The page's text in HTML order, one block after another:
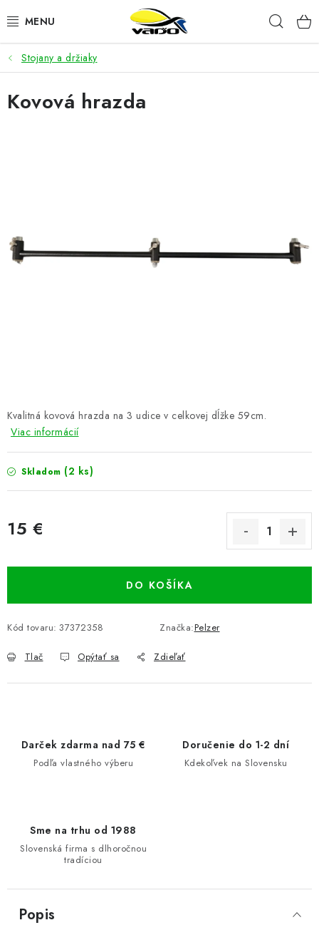
na
ŽIVÁ NÁSTRAHA
BIŽUTÉRIA
PLAVÁKY
NAVIJAKY
PRÚTY
Navštívte našu predajňu vo Dvoroch nad Žitavou »
Stojany a držiaky
Kvalitná kovová hrazda na 3 udice v celkovej dĺžke 59cm.
Viac informácií
Skladom (2 ks)
15 €
DO KOŠÍKA
Kód tovaru: 37372358 Značka:Pelzer
Tlač Opýtať sa Zdieľať
Kovová hrazda
Darček zdarma nad 75 €
Podľa vlastného výberu
Doručenie do 1-2 dní
Kdekoľvek na Slovensku
Sme na trhu od 1988
Slovenská firma s dlhoročnou
tradíciou
Popis